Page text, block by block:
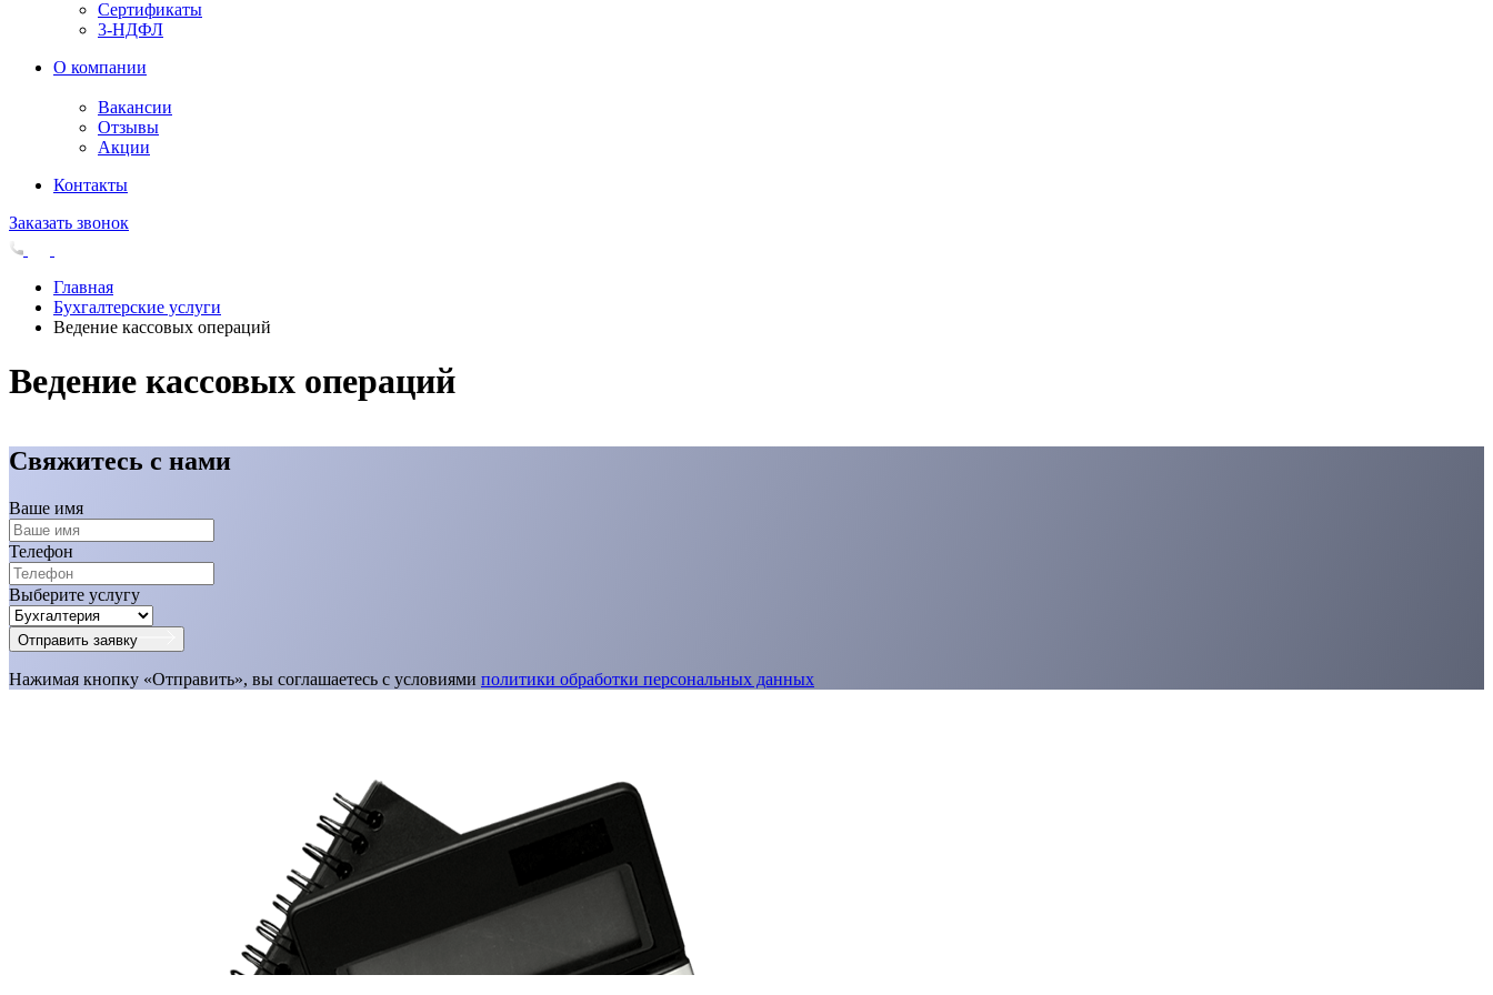
Сертификаты
3-НДФЛ
О компании
Вакансии
Отзывы
Акции
Контакты
Заказать звонок
Главная
Бухгалтерские услуги
Ведение кассовых операций
Ведение кассовых операций
Свяжитесь с нами
Ваше имя
Телефон
Выберите услугу
Отправить заявку
Нажимая кнопку «Отправить», вы соглашаетесь с условиями политики обработки персональных данных